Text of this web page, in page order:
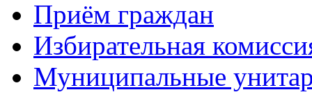
Приём граждан
Избирательная
Муниципальные